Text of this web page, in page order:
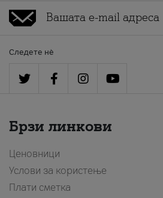
Следете нè
Брзи линкови
Ценовници
Услови за користење
Плати сметка